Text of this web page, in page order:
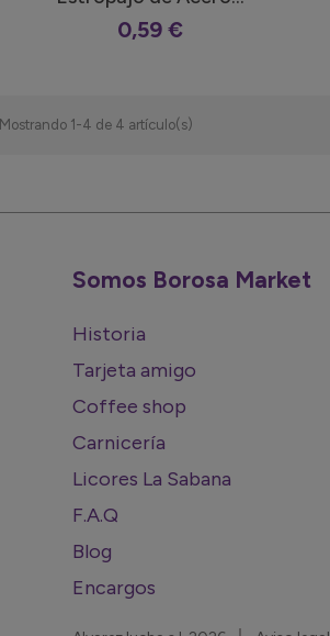
0,59 €
Mostrando 1-4 de 4 artículo(s)
Somos Borosa Market
Historia
Tarjeta amigo
Coffee shop
Carnicería
Licores La Sabana
F.A.Q
Blog
Encargos